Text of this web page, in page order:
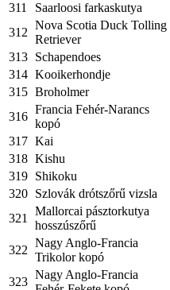
311
Saarloosi farkaskutya
312
Nova Scotia Duck Tolling
Retriever
313 Schapendoes
314 Kooikerhondje
315 Broholmer
316
Francia Fehér-Narancs
kopó
317 Kai
318 Kishu
319 Shikoku
320 Szlovák drótszőrű vizsla
321
Mallorcai pásztorkutya
hosszúszőrű
322
Nagy Anglo-Francia
Trikolor kopó
323
Nagy Anglo-Francia